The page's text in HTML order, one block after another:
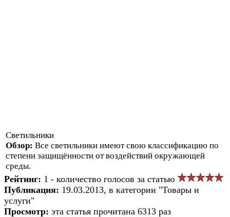
Светильники
Обзор: Все светильники имеют свою классификацию по
степени защищённости от воздействий окружающей
среды.
Рейтинг: 1 - количество голосов за статью
Публикация: 19.03.2013, в категории "Товары и
услуги"
Просмотр: эта статья прочитана 6313 раз